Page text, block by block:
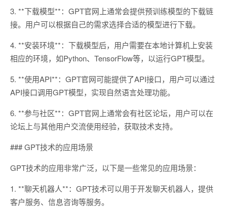
3. **下载模型**：GPT官网上通常会提供预训练模型的下载链
接。用户可以根据自己的需求选择合适的模型进行下载。
4. **安装环境**：下载模型后，用户需要在本地计算机上安装
相应的环境，如Python、TensorFlow等，以运行GPT模型。
5. **使用API**：GPT官网可能提供了API接口，用户可以通过
API接口调用GPT模型，实现自然语言处理功能。
6. **参与社区**：GPT官网上通常会有社区论坛，用户可以在
论坛上与其他用户交流使用经验，获取技术支持。
### GPT技术的应用场景
GPT技术的应用非常广泛，以下是一些常见的应用场景：
1. **聊天机器人**：GPT技术可以用于开发聊天机器人，提供
客户服务、信息咨询等服务。